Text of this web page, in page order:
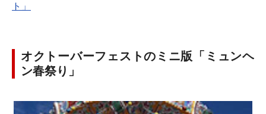
ト」
オクトーバーフェストのミニ版「ミュンヘ
ン春祭り」